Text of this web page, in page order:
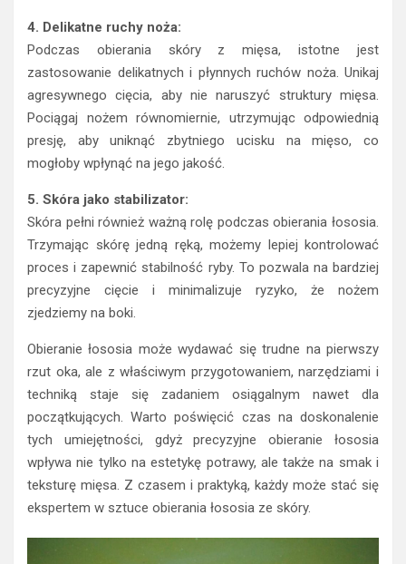
4. Delikatne ruchy noża:
Podczas obierania skóry z mięsa, istotne jest
zastosowanie delikatnych i płynnych ruchów noża. Unikaj
agresywnego cięcia, aby nie naruszyć struktury mięsa.
Pociągaj nożem równomiernie, utrzymując odpowiednią
presję, aby uniknąć zbytniego ucisku na mięso, co
mogłoby wpłynąć na jego jakość.
5. Skóra jako stabilizator:
Skóra pełni również ważną rolę podczas obierania łososia.
Trzymając skórę jedną ręką, możemy lepiej kontrolować
proces i zapewnić stabilność ryby. To pozwala na bardziej
precyzyjne cięcie i minimalizuje ryzyko, że nożem
zjedziemy na boki.
Obieranie łososia może wydawać się trudne na pierwszy
rzut oka, ale z właściwym przygotowaniem, narzędziami i
techniką staje się zadaniem osiągalnym nawet dla
początkujących. Warto poświęcić czas na doskonalenie
tych umiejętności, gdyż precyzyjne obieranie łososia
wpływa nie tylko na estetykę potrawy, ale także na smak i
teksturę mięsa. Z czasem i praktyką, każdy może stać się
ekspertem w sztuce obierania łososia ze skóry.